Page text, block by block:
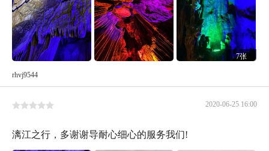
7张
rhvj9544
2020-06-25 16:00
漓江之行，多谢谢导耐心细心的服务我们!